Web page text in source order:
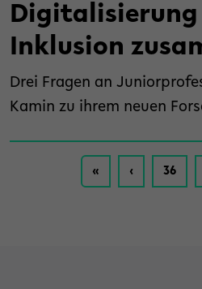
Digitalisierung
Inklusion
Drei Fragen an
Kamin zu ihrem neuen
« ‹ Seite
36